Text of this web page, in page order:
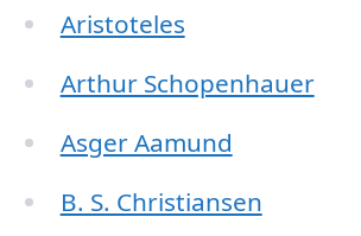
Aristoteles
Arthur Schopenhauer
Asger Aamund
B. S. Christiansen